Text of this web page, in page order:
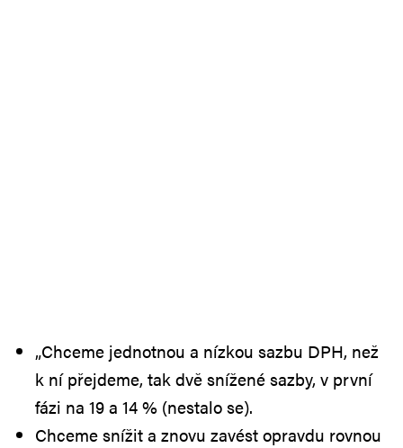
„Chceme jednotnou a nízkou sazbu DPH, než
k ní přejdeme, tak dvě snížené sazby, v první
fázi na 19 a 14 % (nestalo se).
Chceme snížit a znovu zavést opravdu rovnou